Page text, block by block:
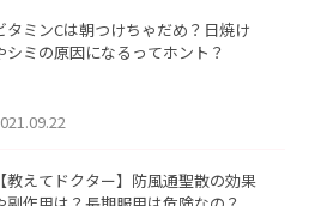
タミンCは朝つけちゃだめ？日焼け
シミの原因になるってホント？
【教えてドクター】防風通聖散の効果